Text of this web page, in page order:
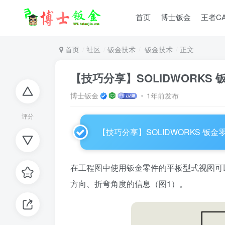
首页 博士钣金 王者
评分
首页 社区 钣金技术 钣金技术 正文
【技巧分享】SOLIDWORKS
博士钣金 1年前发布
【技巧分享】SOLIDWORKS 钣金
在工程图中使用钣金零件的平板型式视图
方向、折弯角度的信息（图1）。